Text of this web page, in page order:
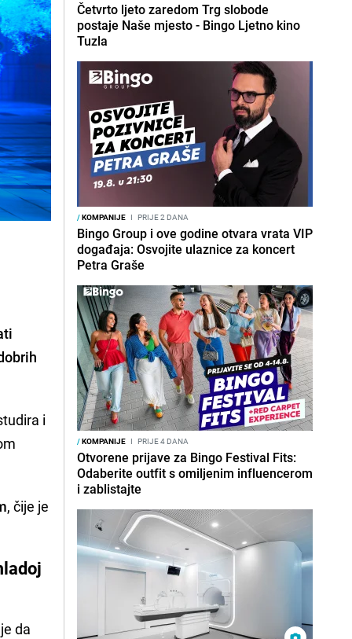
i
, čije je
da
Četvrto ljeto zaredom Trg slobode
postaje Naše mjesto - Bingo Ljetno kino
Tuzla
/KOMPANIJE I PRIJE 2 DANA
Bingo Group i ove godine otvara vrata VIP
događaja: Osvojite ulaznice za koncert
Petra Graše
/KOMPANIJE I PRIJE 4 DANA
Otvorene prijave za Bingo Festival Fits:
Odaberite outfit s omiljenim influencerom
i zablistajte